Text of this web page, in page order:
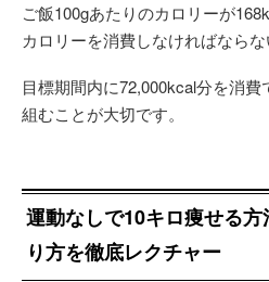
ご飯100gあたりのカロリーが
カロリーを消費しなければならな
目標期間内に72,000kcal分を消
組むことが大切です。
運動なしで10キロ痩せる
り方を徹底レクチャー